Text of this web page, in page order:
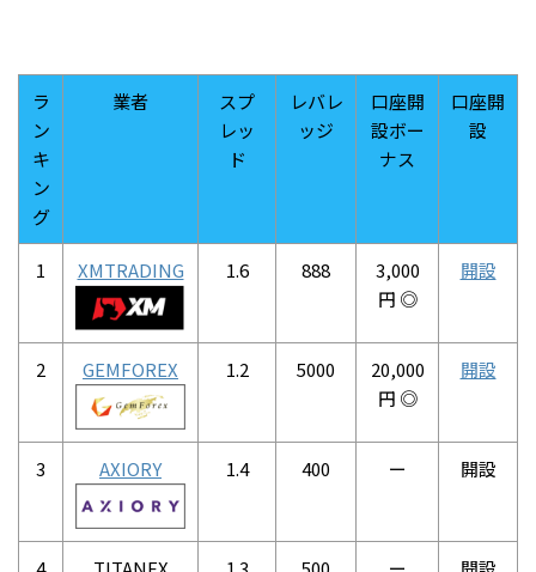
ラ
ン
キ
ン
グ
業者
スプ
レッ
ド
レバレ
ッジ
口座開
設ボー
ナス
口座開
設
1 XMTRADING 1.6 888
3,000
円 ◎
開設
2 GEMFOREX 1.2 5000
20,000
円 ◎
開設
3 AXIORY 1.4 400 ー 開設